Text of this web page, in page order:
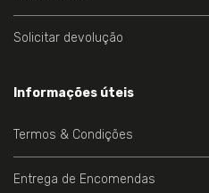
Solicitar devolução
Informações úteis
Termos & Condições
Entrega de Encomendas